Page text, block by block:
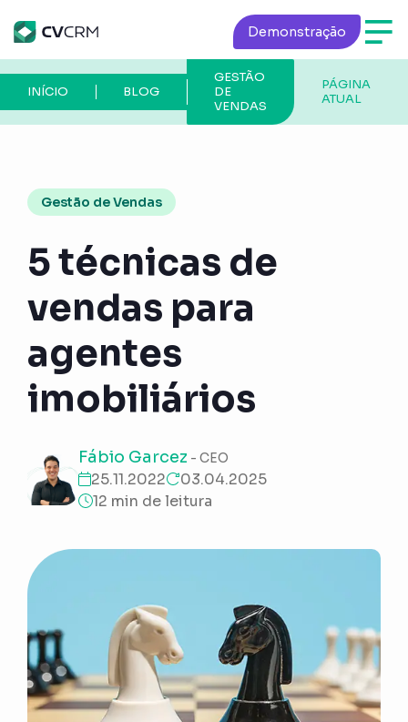
Demonstração
PÁGINA
ATUAL
GESTÃO
DE
VENDAS
BLOG
INÍCIO
Gestão de Vendas
5 técnicas de
vendas para
agentes
imobiliários
Fábio Garcez - CEO
25.11.2022
03.04.2025
12 min de leitura